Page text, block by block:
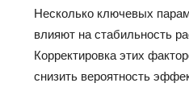
Несколько ключевых
влияют на стабильность
Корректировка этих
снизить вероятность